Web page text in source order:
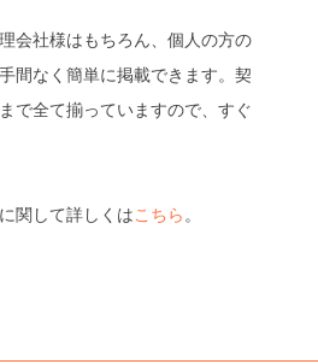
会社様はもちろん、個人の方の
間なく簡単に掲載できます。契
で全て揃っていますので、すぐ
関して詳しくはこちら 。